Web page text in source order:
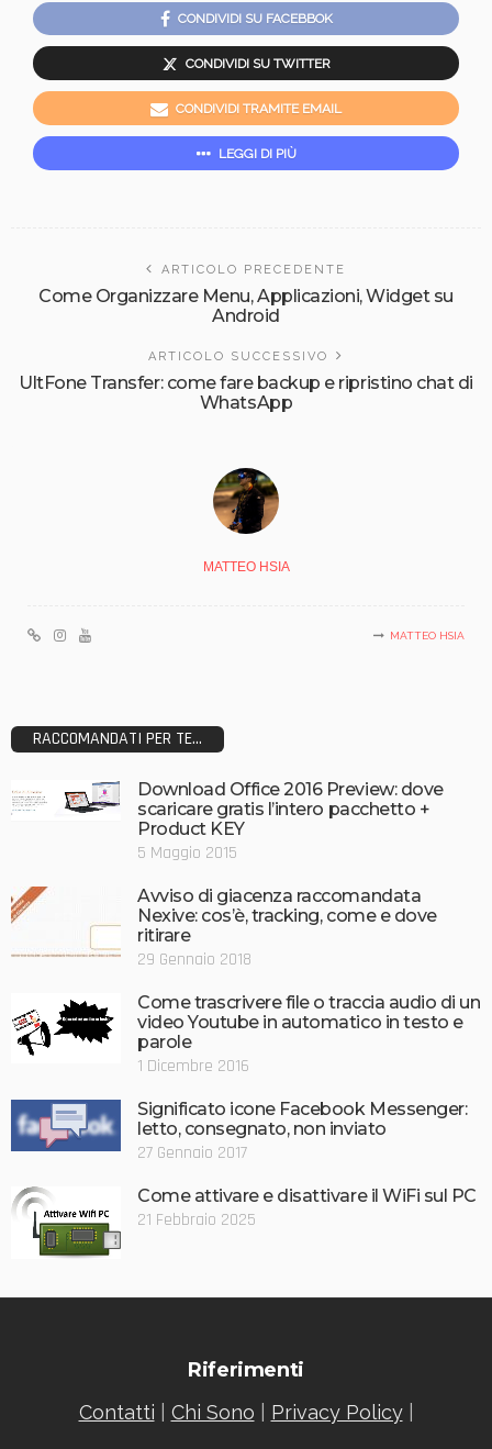
CONDIVIDI SU FACEBBOK
CONDIVIDI SU TWITTER
CONDIVIDI TRAMITE EMAIL
LEGGI DI PIÙ
ARTICOLO PRECEDENTE
Come Organizzare Menu, Applicazioni, Widget su
Android
ARTICOLO SUCCESSIVO
UltFone Transfer: come fare backup e ripristino chat di
WhatsApp
MATTEO HSIA
MATTEO HSIA
RACCOMANDATI PER TE...
Download Office 2016 Preview: dove
scaricare gratis l’intero pacchetto +
Product KEY
5 Maggio 2015
Avviso di giacenza raccomandata
Nexive: cos’è, tracking, come e dove
ritirare
29 Gennaio 2018
Come trascrivere file o traccia audio di un
video Youtube in automatico in testo e
parole
1 Dicembre 2016
Significato icone Facebook Messenger:
letto, consegnato, non inviato
27 Gennaio 2017
Come attivare e disattivare il WiFi sul PC
21 Febbraio 2025
Riferimenti
Contatti Chi Sono Privacy Policy|